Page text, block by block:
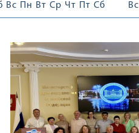
Вс Пн Вт Ср Чт Пт Сб
Вс